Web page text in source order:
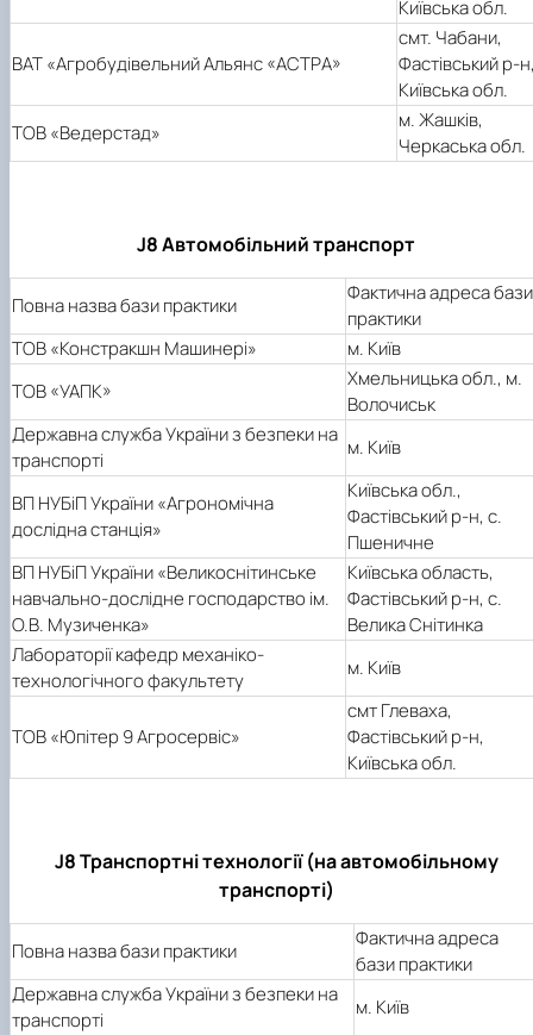
Київська обл.
ВАТ «Агробудівельний Альянс «АСТРА»
смт. Чабани,
Фастівський р-
Київська обл.
ТОВ «Ведерстад»
м. Жашків,
Черкаська обл.
J8 Автомобільний транспорт
Повна назва бази практики
Фактична адреса бази
практики
ТОВ «Констракшн Машинері»
м. Київ
ТОВ «УАПК»
Хмельницька обл., м.
Волочиськ
Державна служба України з безпеки на
транспорті
м. Київ
ВП НУБіП України «Агрономічна
дослідна станція»
Київська обл.,
Фастівський р-н, с.
Пшеничне
ВП НУБіП України «Великоснітинське
навчально-дослідне господарство ім.
О.В. Музиченка»
Київська область,
Фастівський р-н, с.
Велика Снітинка
Лабораторії кафедр механіко-
технологічного факультету
м. Київ
ТОВ «Юпітер 9 Агросервіс»
смт Глеваха,
Фастівський р-н,
Київська обл.
J8 Транспортні технології (на автомобільному
транспорті)
Повна назва бази практики
Фактична адреса
бази практики
Державна служба України з безпеки на
транспорті
м. Київ